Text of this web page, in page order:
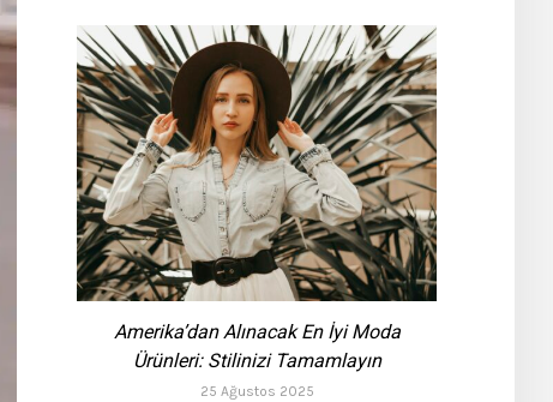
Amerika’dan Alınacak En İyi Moda
Ürünleri: Stilinizi Tamamlayın
25 Ağustos 2025